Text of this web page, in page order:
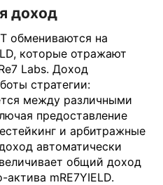
доход
обмениваются на
которые отражают
Labs. Доход
стратегии:
между различными
предоставление
и арбитражные
автоматически
общий доход
mRE7YIELD.